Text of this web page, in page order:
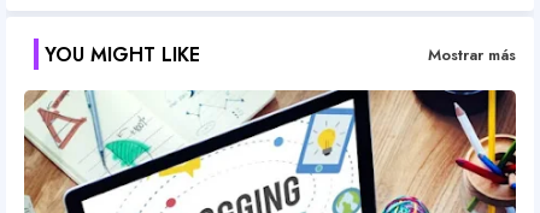
YOU MIGHT LIKE Mostrar más